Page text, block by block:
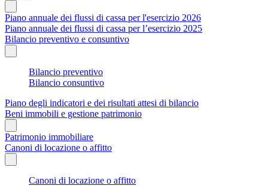
Piano annuale dei flussi di cassa per l'esercizio 2026
Piano annuale dei flussi di cassa per l’esercizio 2025
Bilancio preventivo e consuntivo
Bilancio preventivo
Bilancio consuntivo
Piano degli indicatori e dei risultati attesi di bilancio
Beni immobili e gestione patrimonio
Patrimonio immobiliare
Canoni di locazione o affitto
Canoni di locazione o affitto